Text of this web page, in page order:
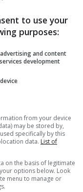
preparazione del
insieme alla
fino a che non si sarà
qualche
a sigillarla per bene.
insieme acarote
4 cucchiai disalsa
coprite lasciando
to use your
purposes:
and content
development
from your device
may be stored by,
specifically by this
data. List of
on the basis of legitimate
options below. Look
menu to manage or